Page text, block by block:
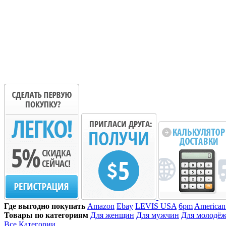
Где выгодно покупать Amazon Ebay LEVIS USA 6pm
Товары по категориям Для женщин Для мужчин Для